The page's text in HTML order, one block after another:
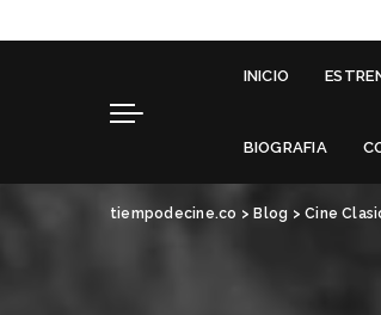
INICIO
BIOGRAFIA
tiempodecine.co > Blog >Cine